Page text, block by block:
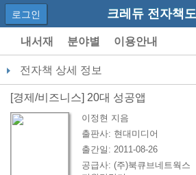
크레듀 전자책
로그인
내서재 분야별 이용안내
전자책 상세 정보
[경제/비즈니스] 20대 성공앱
이정현 지음
출판사: 현대미디어
출간일: 2011-08-26
공급사: (주)북큐브네트웍스